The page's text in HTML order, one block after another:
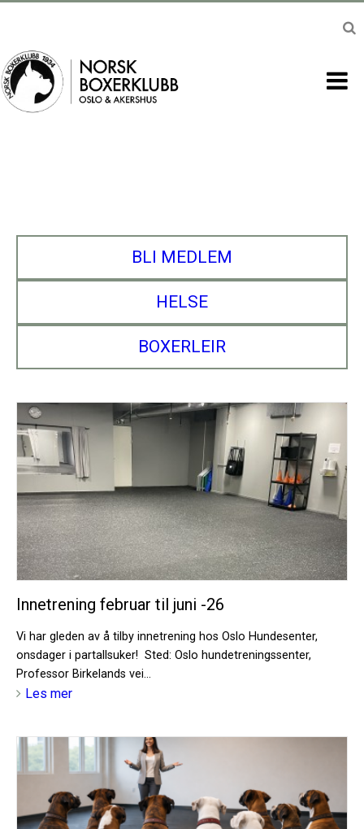
BLI MEDLEM
HELSE
BOXERLEIR
Innetrening februar til juni -26
Vi har gleden av å tilby innetrening hos Oslo Hundesenter,
onsdager i partallsuker! Sted: Oslo hundetreningssenter,
Professor Birkelands vei...
Les mer